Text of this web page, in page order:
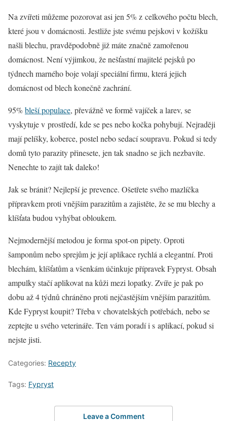
Na zvířeti můžeme pozorovat asi jen 5% z celkového počtu blech,
které jsou v domácnosti. Jestliže jste svému pejskovi v kožíšku
našli blechu, pravděpodobně již máte značně zamořenou
domácnost. Není výjimkou, že nešťastní majitelé pejsků po
týdnech marného boje volají speciální firmu, která jejich
domácnost od blech konečně zachrání.
95%bleší populace, převážně ve formě vajíček a larev, se
vyskytuje v prostředí, kde se pes nebo kočka pohybují. Nejraději
mají pelíšky, koberce, postel nebo sedací soupravu. Pokud si tedy
domů tyto parazity přinesete, jen tak snadno se jich nezbavíte.
Nenechte to zajít tak daleko!
Jak se bránit? Nejlepší je prevence. Ošetřete svého mazlíčka
přípravkem proti vnějším parazitům a zajistěte, že se mu blechy a
klíšťata budou vyhýbat obloukem.
Nejmodernější metodou je forma spot-on pipety. Oproti
šamponům nebo sprejům je její aplikace rychlá a elegantní. Proti
blechám, klíšťatům a všenkám účinkuje přípravek Fypryst. Obsah
ampulky stačí aplikovat na kůži mezi lopatky. Zvíře je pak po
dobu až 4 týdnů chráněno proti nejčastějším vnějším parazitům.
Kde Fypryst koupit? Třeba v chovatelských potřebách, nebo se
zeptejte u svého veterináře. Ten vám poradí i s aplikací, pokud si
nejste jisti.
Categories: Recepty
Tags: Fypryst
Leave a Comment